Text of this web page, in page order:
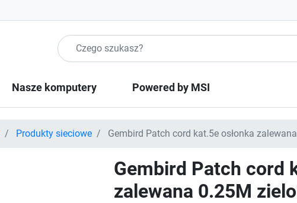
Szukaj produktow
Nasze komputery Powered by MSI
Produkty sieciowe Gembird Patch cord kat.5e osłonka
Gembird Patch cord
zalewana 0.25M